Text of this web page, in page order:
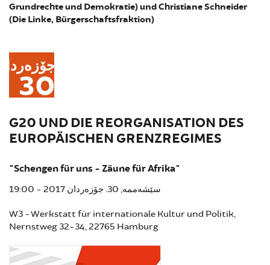
Grundrechte und Demokratie) und Christiane Schneider
(Die Linke, Bürgerschaftsfraktion)
30
G20 UND DIE REORGANISATION DES
EUROPÄISCHEN GRENZREGIMES
"Schengen für uns - Zäune für Afrika"
سێشەممە, 30. جۆزەردان 2017 - 19:00
W3 - Werkstatt für internationale Kultur und Politik,
Nernstweg 32-34, 22765 Hamburg